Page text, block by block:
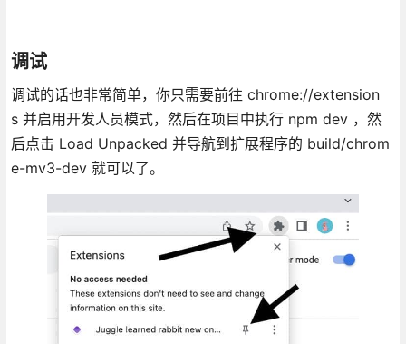
调试
调试的话也非常简单，你只需要前往 chrome://extension
s 并启用开发人员模式，然后在项目中执行 npm dev ，然
后点击 Load Unpacked 并导航到扩展程序的 build/chrom
e-mv3-dev 就可以了。